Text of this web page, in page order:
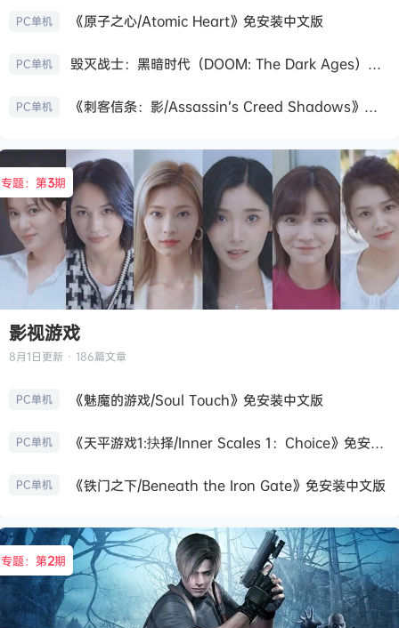
PC单机 《原子之心/Atomic Heart》免安装中文版
PC单机 毁灭战士：黑暗时代（DOOM: The Dark Ages）免安装中文版
PC单机 《刺客信条：影/Assassin’s Creed Shadows》免安装版，非虚拟机
专题：第3期
影视游戏
8月1日更新 · 186篇文章
PC单机 《魅魔的游戏/Soul Touch》免安装中文版
PC单机 《天平游戏1:抉择/Inner Scales 1：Choice》免安装中文版
PC单机 《铁门之下/Beneath the Iron Gate》免安装中文版
专题：第2期